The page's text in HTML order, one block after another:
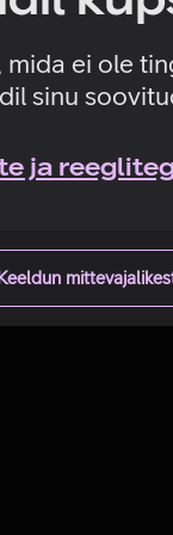
ei ole
sinu
ja